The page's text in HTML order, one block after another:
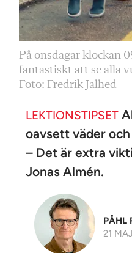
På onsdagar klockan
fantastiskt att se alla
Foto: Fredrik Jalhed
LEKTIONSTIPSET
oavsett väder och
– Det är extra
Jonas Almén.
PÅHL
21